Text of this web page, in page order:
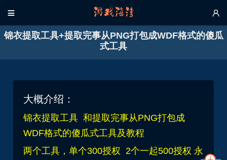
 
锦衣提取工具+提取完事从PNG打包成WDF格式的傻瓜
式工具
大概介绍：
锦衣提取工具 和提取完事从PNG打包成
WDF格式的傻瓜式工具及教程
两个工具，单个300授权 2个一起500授权 永